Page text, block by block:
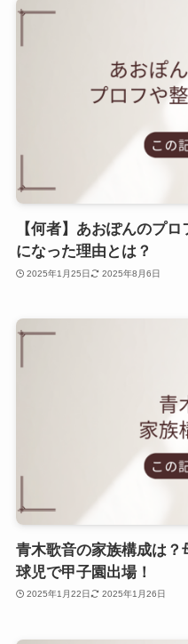
【何者】あおぽんのプ
になった理由とは？
2025年1月25日 2025年8月6日
青木歌音の家族構成は
球児で甲子園出場！
2025年1月22日 2025年1月26日